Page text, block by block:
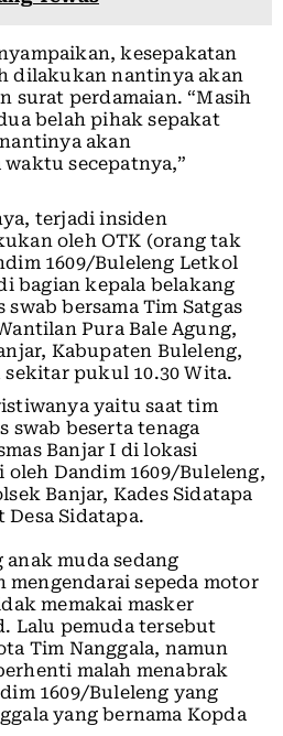
kesepakatan
dilakukan nantinya akan
surat perdamaian. “Masih
belah pihak sepakat
akan
secepatnya,”
terjadi insiden
oleh OTK (orang tak
1609/Buleleng Letkol
bagian kepala belakang
swab bersama Tim Satgas
Pura Bale Agung,
Kabupaten Buleleng,
sekitar pukul 10.30 Wita.
yaitu saat tim
swab beserta tenaga
Banjar I di lokasi
Dandim 1609/Buleleng,
Banjar, Kades Sidatapa
Sidatapa.
anak muda sedang
mengendarai sepeda motor
memakai masker
Lalu pemuda tersebut
Tim Nanggala, namun
malah menabrak
1609/Buleleng yang
yang bernama Kopda